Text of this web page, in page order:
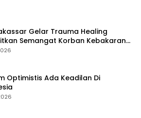
Gelar Trauma Healing
Semangat Korban Kebakaran
Optimistis Ada Keadilan Di